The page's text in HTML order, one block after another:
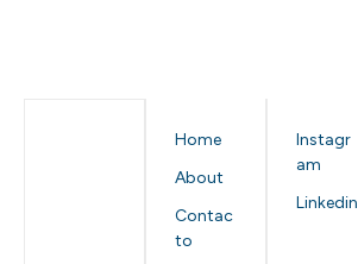
Home
About
Contac
to
Instagr
am
Linkedin